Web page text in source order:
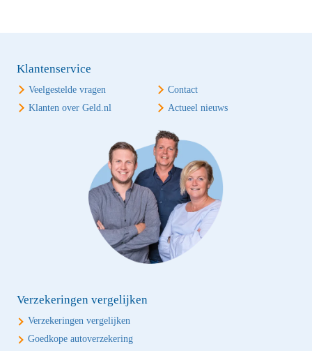
Klantenservice
Veelgestelde vragen
Contact
Klanten over Geld.nl
Actueel nieuws
Verzekeringen vergelijken
Verzekeringen vergelijken
Goedkope autoverzekering